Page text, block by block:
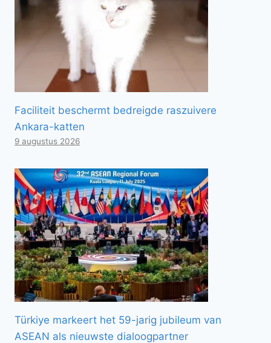
Faciliteit beschermt bedreigde raszuivere
Ankara-katten
9 augustus 2026
Türkiye markeert het 59-jarig jubileum van
ASEAN als nieuwste dialoogpartner